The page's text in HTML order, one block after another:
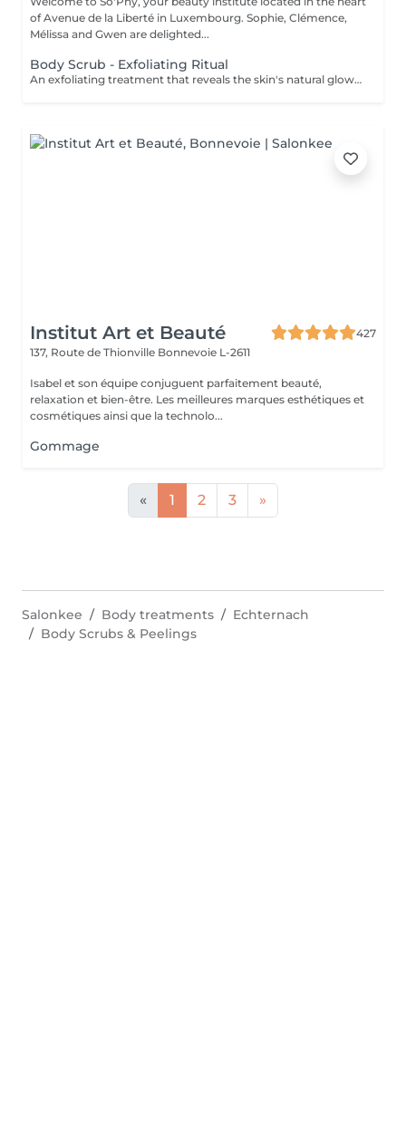
of Avenue de la Liberté in Luxembourg. Sophie, Clémence,
Mélissa and Gwen are delighted...
Body Scrub - Exfoliating Ritual
An exfoliating treatment that reveals the skin's natural glow while offering a true moment of relaxation. The scrub removes dead skin cells, refines skin texture and leaves the skin soft and radiant. According to your preference, you can choose between a black soap scrub for a purifying and enveloping experience, or a grain-based scrub for a more invigorating and effective exfoliation. Your chosen fragrance accompanies the entire treatment, with the option to extend the experience with a nourishing massage oil. The skin feels smooth, soft and delicately scented, while the body relaxes and the mind unwinds. An ideal treatment to prepare the skin, enhance its appearance or simply enjoy a moment for yourself.
Institut Art et Beauté
427
137, Route de Thionville Bonnevoie L-2611
Isabel et son équipe conjuguent parfaitement beauté,
relaxation et bien-être. Les meilleures marques esthétiques et
cosmétiques ainsi que la technolo...
Gommage
« 1 2 3 »
Salonkee Body treatments
Echternach
Body Scrubs & Peelings